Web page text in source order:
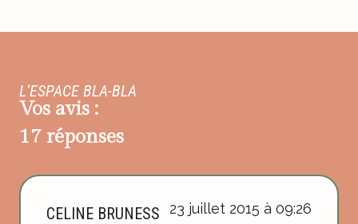
L’ESPACE BLA-BLA
Vos avis :
17 réponses
CELINE BRUNESS 23 juillet 2015 à 09:26